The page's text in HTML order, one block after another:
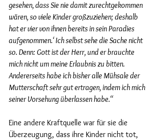
gesehen, dass Sie nie damit zurechtgekommen
wären, so viele Kinder großzuziehen; deshalb
hat er vier von ihnen bereits in sein Paradies
aufgenommen.‘ Ich selbst sehe die Sache nicht
so. Denn: Gott ist der Herr, und er brauchte
mich nicht um meine Erlaubnis zu bitten.
Andererseits habe ich bisher alle Mühsale der
Mutterschaft sehr gut ertragen, indem ich mich
seiner Vorsehung überlassen habe.“
Eine andere Kraftquelle war für sie die
Überzeugung, dass ihre Kinder nicht tot,